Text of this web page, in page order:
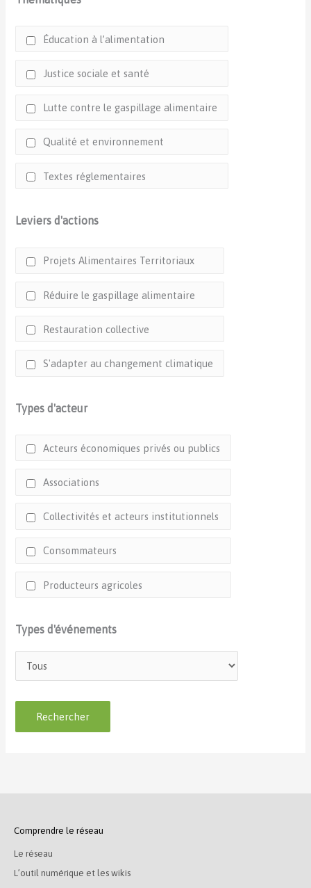
Éducation à l’alimentation
Justice sociale et santé
Lutte contre le gaspillage alimentaire
Qualité et environnement
Textes réglementaires
Leviers d'actions
Projets Alimentaires Territoriaux
Réduire le gaspillage alimentaire
Restauration collective
S'adapter au changement climatique
Types d'acteur
Acteurs économiques privés ou publics
Associations
Collectivités et acteurs institutionnels
Consommateurs
Producteurs agricoles
Types d'événements
Comprendre le réseau
Le réseau
L’outil numérique et les wikis